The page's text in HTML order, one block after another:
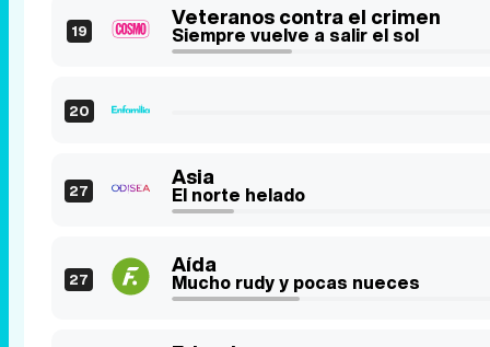
19
Veteranos contra el crimen
Siempre vuelve a salir el sol
20
27
Asia
El norte helado
27
Aída
Mucho rudy y pocas nueces